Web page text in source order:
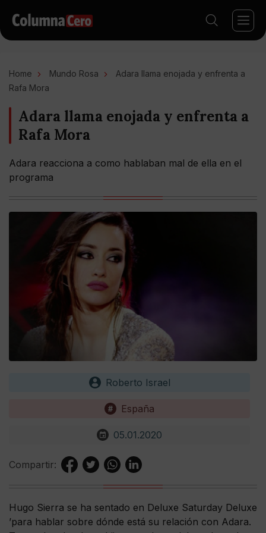
Home Mundo Rosa
Adara llama enojada y enfrenta a
Rafa Mora
Adara llama enojada y enfrenta a
Rafa Mora
Adara reacciona a como hablaban mal de ella en el
programa
Roberto Israel
España
05.01.2020
Compartir:
Hugo Sierra se ha sentado en Deluxe Saturday Deluxe
’para hablar sobre dónde está su relación con Adara.